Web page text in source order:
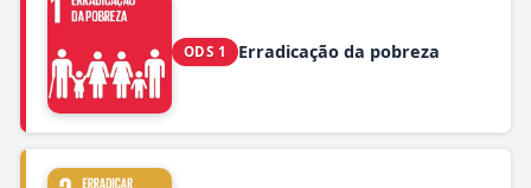
ODS 1 Erradicação da pobreza